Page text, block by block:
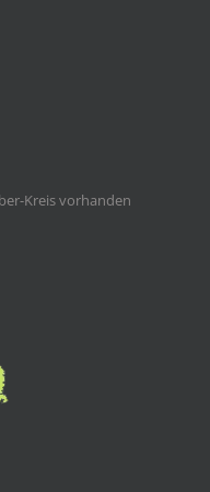
Kreis vorhanden